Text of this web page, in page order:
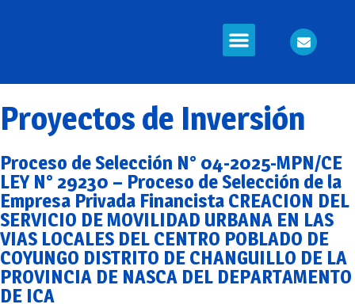
Proyectos de Inversión
Proceso de Selección N° 04-2025-MPN/CE
LEY N° 29230 – Proceso de Selección de la
Empresa Privada Financista CREACION DEL
SERVICIO DE MOVILIDAD URBANA EN LAS
VIAS LOCALES DEL CENTRO POBLADO DE
COYUNGO DISTRITO DE CHANGUILLO DE LA
PROVINCIA DE NASCA DEL DEPARTAMENTO
DE ICA